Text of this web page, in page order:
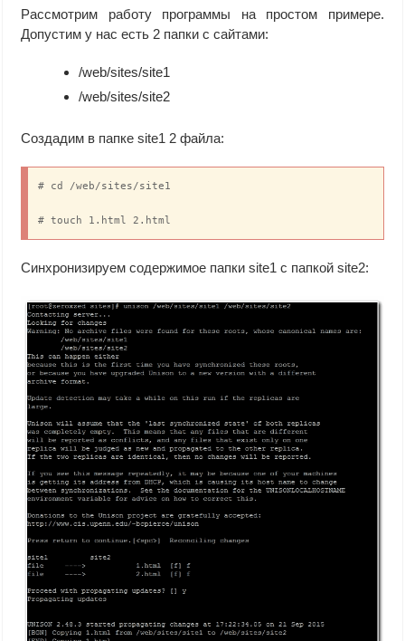
Рассмотрим работу программы на простом примере.
Допустим у нас есть 2 папки с сайтами:
/web/sites/site1
/web/sites/site2
Создадим в папке site1 2 файла:
# cd /web/sites/site1
# touch 1.html 2.html
Синхронизируем содержимое папки site1 с папкой site2: